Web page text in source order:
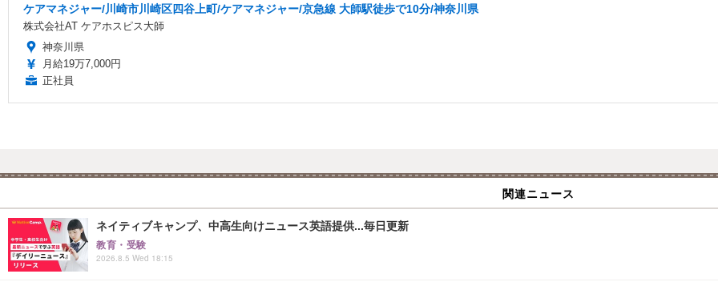
ケアマネジャー/川崎市川崎区四谷上町/ケアマネジャー/京急線 大師駅徒歩で10分/神奈川県
株式会社AT ケアホスピス大師
神奈川県
月給19万7,000円
正社員
関連ニュース
ネイティブキャンプ、中高生向けニュース英語提供...毎日更新
教育・受験
2026.8.5 Wed 18:15